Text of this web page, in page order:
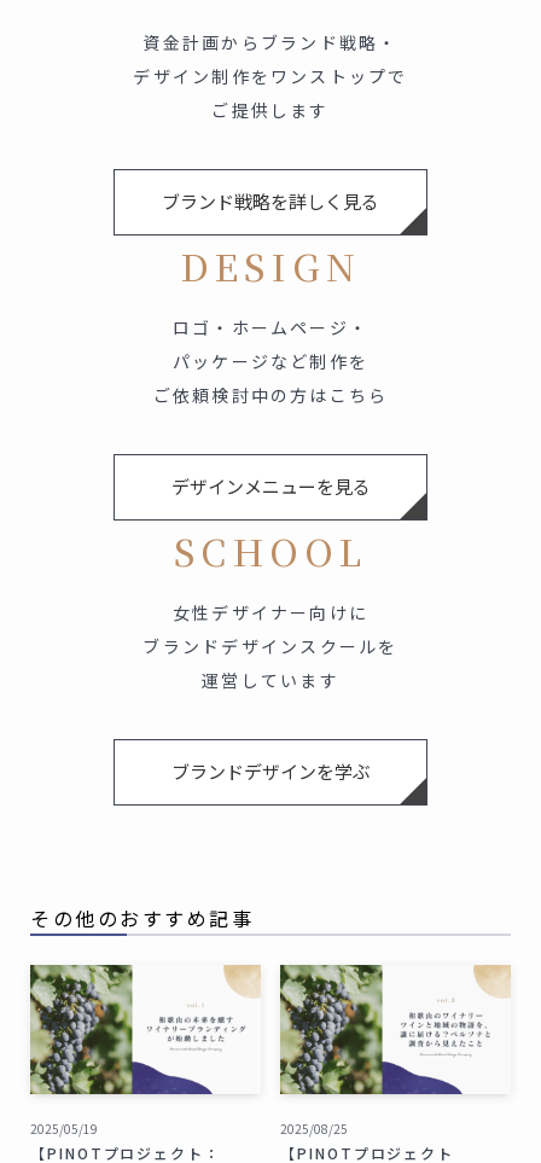
資金計画からブランド戦略・
デザイン制作をワンストップで
ご提供します
ブランド戦略を詳しく見る
DESIGN
ロゴ・ホームページ・
パッケージなど制作を
ご依頼検討中の方はこちら
デザインメニューを見る
SCHOOL
女性デザイナー向けに
ブランドデザインスクールを
運営しています
ブランドデザインを学ぶ
その他のおすすめ記事
【PINOTプロジェクト：
2025/05/19
【PINOTプロジェクト
2025/08/25